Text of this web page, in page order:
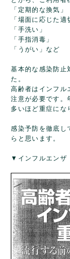
「定期的な換気」
「場面に応じた適
「手洗い」
「手指消毒」
「うがい」など
基本的な感染防止
た。
高齢者はインフル
注意が必要です。
多いほど重症にな
感染予防を徹底し
らと思います。
▼インフルエンザ